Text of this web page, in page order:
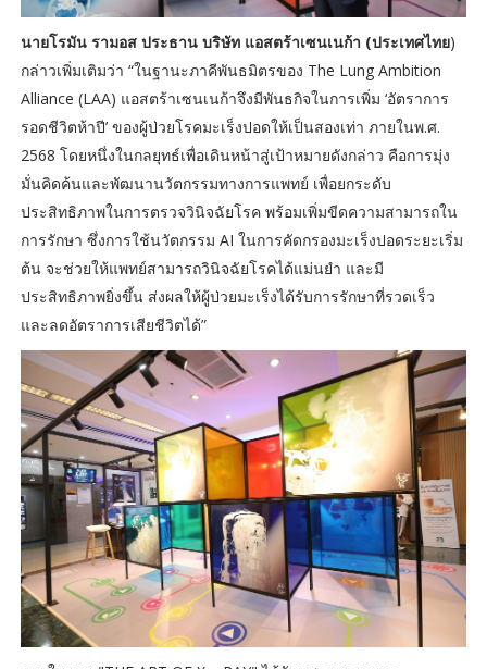
นายโรมัน รามอส ประธาน บริษัท แอสตร้าเซนเนก้า (ประเทศไทย)
กล่าวเพิ่มเติมว่า “ในฐานะภาคีพันธมิตรของ The Lung Ambition
Alliance (LAA) แอสตร้าเซนเนก้าจึงมีพันธกิจในการเพิ่ม ‘อัตราการ
รอดชีวิตห้าปี’ ของผู้ป่วยโรคมะเร็งปอดให้เป็นสองเท่า ภายในพ.ศ.
2568 โดยหนึ่งในกลยุทธ์เพื่อเดินหน้าสู่เป้าหมายดังกล่าว คือการมุ่ง
มั่นคิดค้นและพัฒนานวัตกรรมทางการแพทย์ เพื่อยกระดับ
ประสิทธิภาพในการตรวจวินิจฉัยโรค พร้อมเพิ่มขีดความสามารถใน
การรักษา ซึ่งการใช้นวัตกรรม AI ในการคัดกรองมะเร็งปอดระยะเริ่ม
ต้น จะช่วยให้แพทย์สามารถวินิจฉัยโรคได้แม่นยำ และมี
ประสิทธิภาพยิ่งขึ้น ส่งผลให้ผู้ป่วยมะเร็งได้รับการรักษาที่รวดเร็ว
และลดอัตราการเสียชีวิตได้”